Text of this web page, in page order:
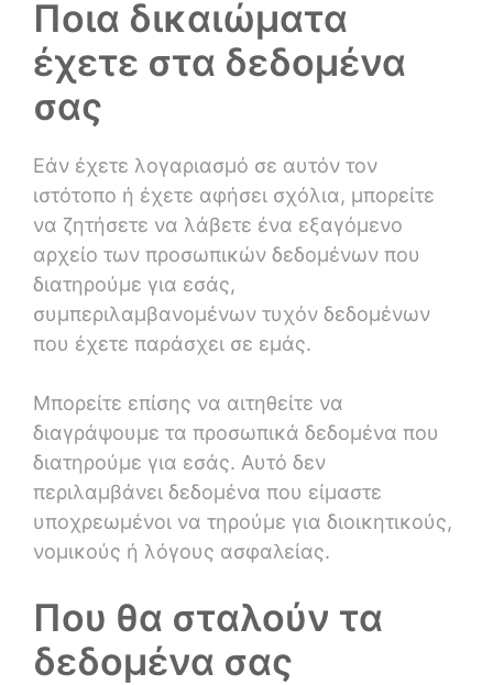
Ποια δικαιώματα
έχετε στα δεδομένα
σας
Εάν έχετε λογαριασμό σε αυτόν τον
ιστότοπο ή έχετε αφήσει σχόλια, μπορείτε
να ζητήσετε να λάβετε ένα εξαγόμενο
αρχείο των προσωπικών δεδομένων που
διατηρούμε για εσάς,
συμπεριλαμβανομένων τυχόν δεδομένων
που έχετε παράσχει σε εμάς.
Μπορείτε επίσης να αιτηθείτε να
διαγράψουμε τα προσωπικά δεδομένα που
διατηρούμε για εσάς. Αυτό δεν
περιλαμβάνει δεδομένα που είμαστε
υποχρεωμένοι να τηρούμε για διοικητικούς,
νομικούς ή λόγους ασφαλείας.
Που θα σταλούν τα
δεδομένα σας